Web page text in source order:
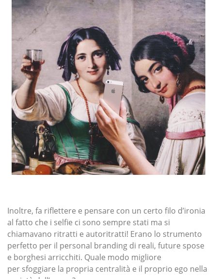
Inoltre, fa riflettere e pensare con un certo filo d’ironia
al fatto che i selfie ci sono sempre stati ma si
chiamavano ritratti e autoritratti! Erano lo strumento
perfetto per il personal branding di reali, future spose
e borghesi arricchiti. Quale modo migliore
per sfoggiare la propria centralità e il proprio ego nella